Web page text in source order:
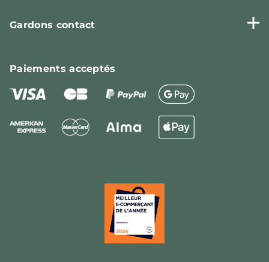
Gardons contact
Paiementsacceptés